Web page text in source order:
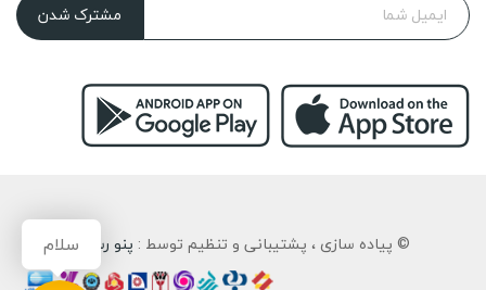
مشترک شدن
© پیاده سازی ، پشتیبانی و تنظیم توسط : پنو رسانسلام